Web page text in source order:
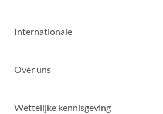
Internationale
Over uns
Wettelijke kennisgeving